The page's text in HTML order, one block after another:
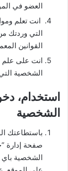
العضو في
انت تعلم
التي وردتك
القوانين
انت على علم
الشخصية
استخدام،
الشخصية
باستطاعتك
صفحة إدارة
الشخصية